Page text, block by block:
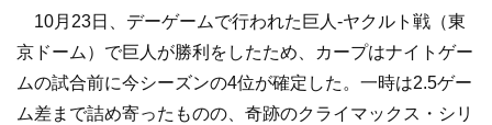
10月23日、デーゲームで行われた巨人-ヤクルト戦（東
京ドーム）で巨人が勝利をしたため、カープはナイトゲー
ムの試合前に今シーズンの4位が確定した。一時は2.5ゲー
ム差まで詰め寄ったものの、奇跡のクライマックス・シリ